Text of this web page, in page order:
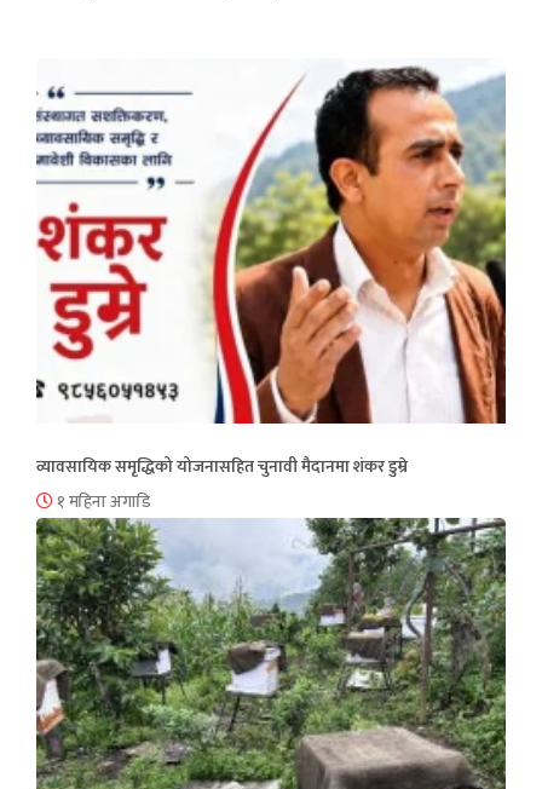
व्यावसायिक समृद्धिको योजनासहित चुनावी मैदानमा शंकर डुम्रे
१ महिना अगाडि